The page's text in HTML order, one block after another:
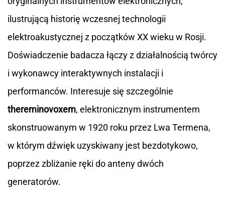
ilustrującą historię wczesnej technologii
elektroakustycznej z początków XX wieku w Rosji.
Doświadczenie badacza łączy z działalnością twórcy
i wykonawcy interaktywnych instalacji i
performanców. Interesuje się szczególnie
thereminovoxem, elektronicznym instrumentem
skonstruowanym w 1920 roku przez Lwa Termena,
w którym dźwięk uzyskiwany jest bezdotykowo,
poprzez zbliżanie ręki do anteny dwóch
generatorów.